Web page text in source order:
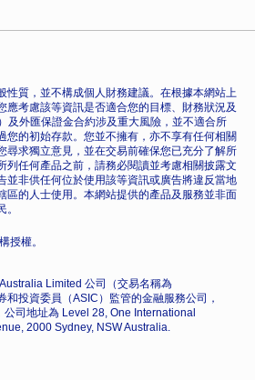
性質，並不構成個人財務建議。在根據本網站上
應考慮該等資訊是否適合您的目標、財務狀況及
及外匯保證金合約涉及重大風險，並不適合所
您的初始存款。您並不擁有，亦不享有任何相關
尋求獨立意見，並在交易前確保您已充分了解所
列任何產品之前，請務必閱讀並考慮相關披露文
並非供任何位於使用該等資訊或廣告將違反當地
區的人士使用。本網站提供的產品及服務並非面
授權。
Limited 公司（交易名稱為
和投資委員（ASIC）監管的金融服務公司，
司地址為 Level 28, One International
2000 Sydney, NSW Australia.